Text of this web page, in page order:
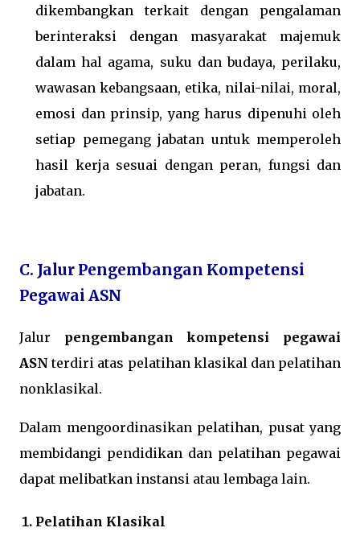
dikembangkan terkait dengan pengalaman
berinteraksi dengan masyarakat majemuk
dalam hal agama, suku dan budaya, perilaku,
wawasan kebangsaan, etika, nilai-nilai, moral,
emosi dan prinsip, yang harus dipenuhi oleh
setiap pemegang jabatan untuk memperoleh
hasil kerja sesuai dengan peran, fungsi dan
jabatan.
C. Jalur Pengembangan Kompetensi
Pegawai ASN
Jalur pengembangan kompetensi pegawai
ASN terdiri atas pelatihan klasikal dan pelatihan
nonklasikal.
Dalam mengoordinasikan pelatihan, pusat yang
membidangi pendidikan dan pelatihan pegawai
dapat melibatkan instansi atau lembaga lain.
Pelatihan Klasikal